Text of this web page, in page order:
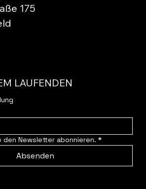
175
LAUFENDEN
den Newsletter abonnieren. *
Absenden